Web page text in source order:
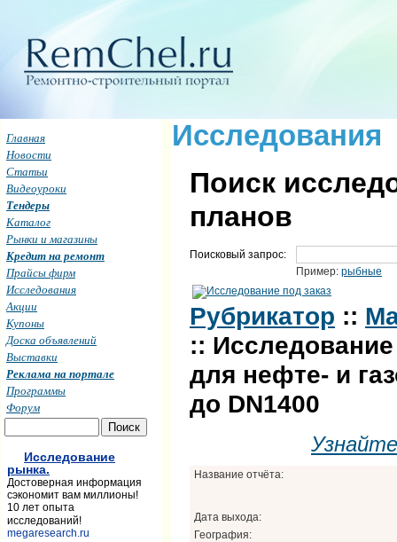
Исследования
Поиск
планов
Поисковый запрос:
Пример: рыбные
Рубрикатор ::
::
для нефте- и
до DN1400
Название отчёта:
Дата выхода:
География:
Главная
Новости
Статьи
Видеоуроки
Тендеры
Каталог
Рынки и магазины
Кредит на ремонт
Прайсы фирм
Исследования
Акции
Купоны
Доска объявлений
Выставки
Реклама на портале
Программы
Форум
Исследование
рынка.
Достоверная информация
сэкономит вам миллионы!
10 лет опыта
исследований!
megaresearch.ru